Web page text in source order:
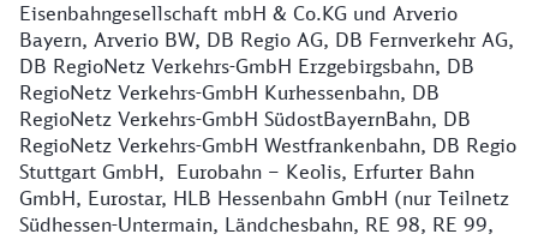
Eisenbahngesellschaft mbH & Co.KG und Arverio
Bayern, Arverio BW, DB Regio AG, DB Fernverkehr AG,
DB RegioNetz Verkehrs-GmbH Erzgebirgsbahn, DB
RegioNetz Verkehrs-GmbH Kurhessenbahn, DB
RegioNetz Verkehrs-GmbH SüdostBayernBahn, DB
RegioNetz Verkehrs-GmbH Westfrankenbahn, DB Regio
Stuttgart GmbH, Eurobahn – Keolis, Erfurter Bahn
GmbH, Eurostar, HLB Hessenbahn GmbH (nur Teilnetz
Südhessen-Untermain, Ländchesbahn, RE 98, RE 99,